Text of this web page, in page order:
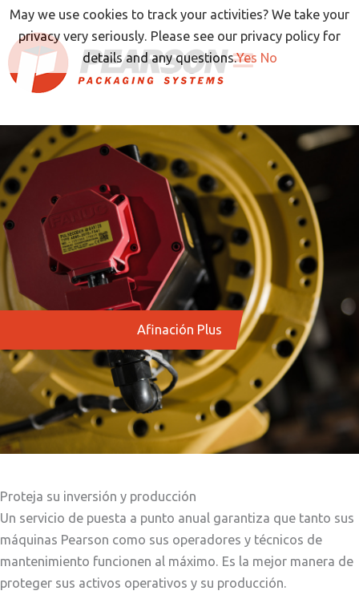
contenido
Afinación Plus
Proteja su inversión y producción
Un servicio de puesta a punto anual garantiza que tanto sus
máquinas Pearson como sus operadores y técnicos de
mantenimiento funcionen al máximo. Es la mejor manera de
proteger sus activos operativos y su producción.
May we use cookies to track your activities? We take your
privacy very seriously. Please see our privacy policy for
details and any questions.Yes No